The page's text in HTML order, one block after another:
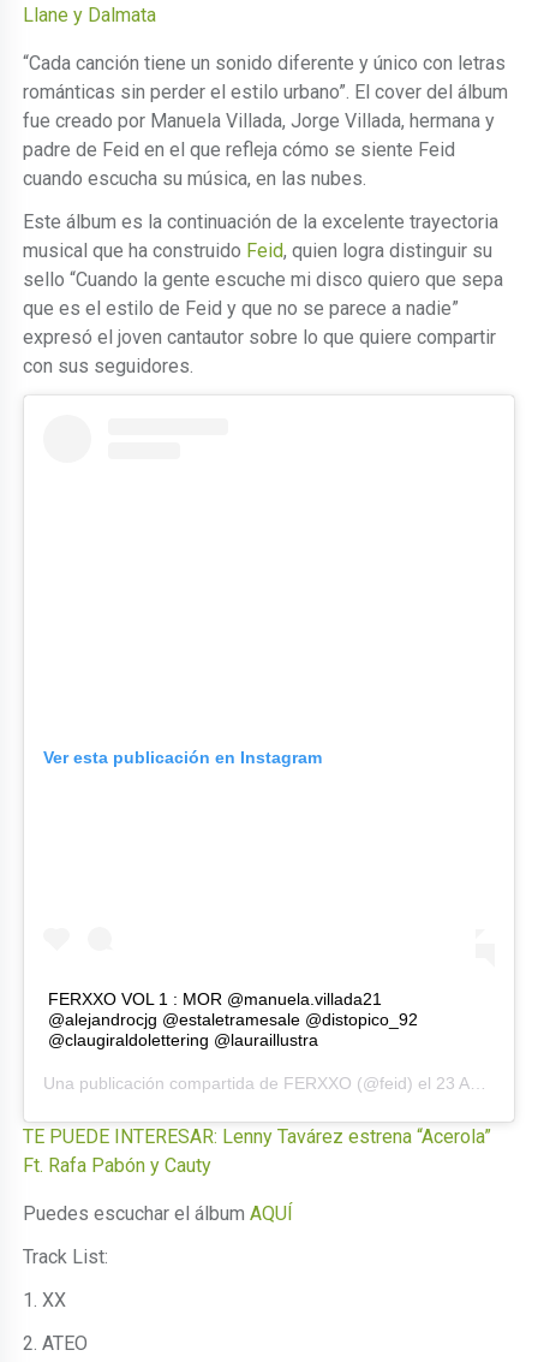
Llane y Dalmata
“Cada canción tiene un sonido diferente y único con letras
románticas sin perder el estilo urbano”. El cover del álbum
fue creado por Manuela Villada, Jorge Villada, hermana y
padre de Feid en el que refleja cómo se siente Feid
cuando escucha su música, en las nubes.
Este álbum es la continuación de la excelente trayectoria
musical que ha construido Feid, quien logra distinguir su
sello “Cuando la gente escuche mi disco quiero que sepa
que es el estilo de Feid y que no se parece a nadie”
expresó el joven cantautor sobre lo que quiere compartir
con sus seguidores.
Ver esta publicación en Instagram
FERXXO VOL 1 : MOR @manuela.villada21
@alejandrocjg @estaletramesale @distopico_92
@claugiraldolettering @lauraillustra
Una publicación compartida de FERXXO (@feid) el 23 Abr, 2020 a las 4:27 PDT
TE PUEDE INTERESAR: Lenny Tavárez estrena “Acerola”
Ft. Rafa Pabón y Cauty
Puedes escuchar el álbumAQUÍ
Track List:
1. XX
2. ATEO